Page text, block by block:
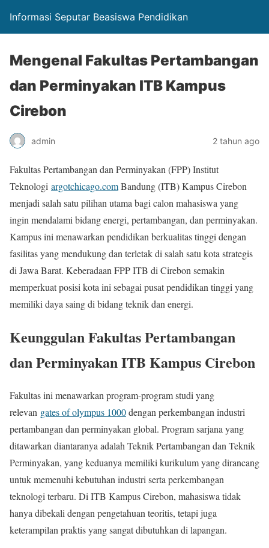
Informasi Seputar Beasiswa Pendidikan
Mengenal Fakultas Pertambangan
dan Perminyakan ITB Kampus
Cirebon
admin 2 tahun ago
Fakultas Pertambangan dan Perminyakan (FPP) Institut
Teknologi argotchicago.comBandung (ITB) Kampus Cirebon
menjadi salah satu pilihan utama bagi calon mahasiswa yang
ingin mendalami bidang energi, pertambangan, dan perminyakan.
Kampus ini menawarkan pendidikan berkualitas tinggi dengan
fasilitas yang mendukung dan terletak di salah satu kota strategis
di Jawa Barat. Keberadaan FPP ITB di Cirebon semakin
memperkuat posisi kota ini sebagai pusat pendidikan tinggi yang
memiliki daya saing di bidang teknik dan energi.
Keunggulan Fakultas Pertambangan
dan Perminyakan ITB Kampus Cirebon
Fakultas ini menawarkan program-program studi yang
relevan gates of olympus 1000dengan perkembangan industri
pertambangan dan perminyakan global. Program sarjana yang
ditawarkan diantaranya adalah Teknik Pertambangan dan Teknik
Perminyakan, yang keduanya memiliki kurikulum yang dirancang
untuk memenuhi kebutuhan industri serta perkembangan
teknologi terbaru. Di ITB Kampus Cirebon, mahasiswa tidak
hanya dibekali dengan pengetahuan teoritis, tetapi juga
keterampilan praktis yang sangat dibutuhkan di lapangan.